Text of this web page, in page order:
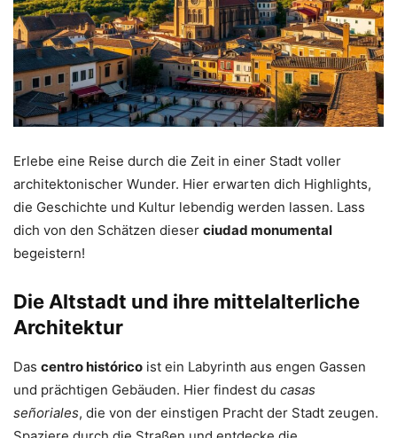
Erlebe eine Reise durch die Zeit in einer Stadt voller
architektonischer Wunder. Hier erwarten dich Highlights,
die Geschichte und Kultur lebendig werden lassen. Lass
dich von den Schätzen dieser ciudad monumental
begeistern!
Die Altstadt und ihre mittelalterliche
Architektur
Das centro histórico ist ein Labyrinth aus engen Gassen
und prächtigen Gebäuden. Hier findest du casas
señoriales, die von der einstigen Pracht der Stadt zeugen.